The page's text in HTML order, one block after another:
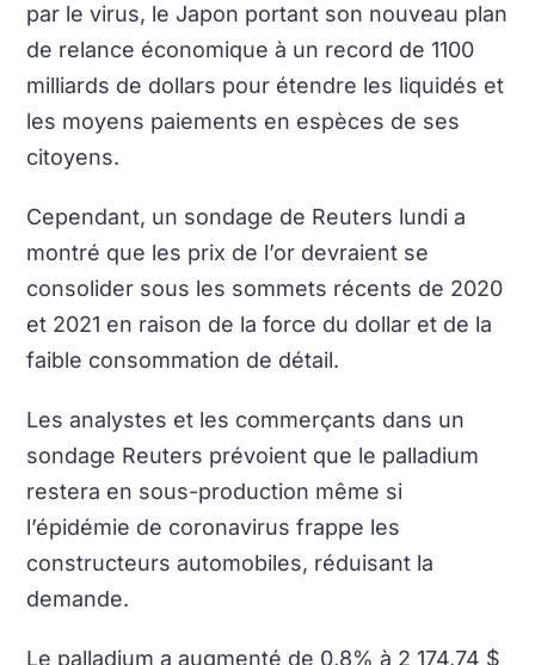
par le virus, le Japon portant son nouveau plan
de relance économique à un record de 1100
milliards de dollars pour étendre les liquidés et
les moyens paiements en espèces de ses
citoyens.
Cependant, un sondage de Reuters lundi a
montré que les prix de l’or devraient se
consolider sous les sommets récents de 2020
et 2021 en raison de la force du dollar et de la
faible consommation de détail.
Les analystes et les commerçants dans un
sondage Reuters prévoient que le palladium
restera en sous-production même si
l’épidémie de coronavirus frappe les
constructeurs automobiles, réduisant la
demande.
Le palladium a augmenté de 0,8% à 2 174,74 $